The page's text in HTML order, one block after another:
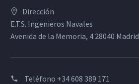
Dirección
E.T.S. Ingenieros Navales
Avenida de la Memoria, 4 28040 Madrid
Teléfono +34 608 389 171